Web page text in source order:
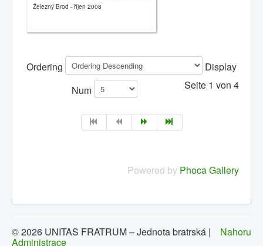
Železný Brod - říjen 2008
Ordering
Display
Num
Seite 1 von 4
Powered by Phoca Gallery
Nahoru
© 2026 UNITAS FRATRUM – Jednota bratrská |
Administrace